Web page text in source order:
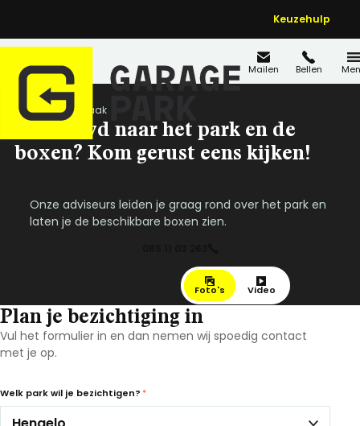
Keuzehulp
Mailen Bellen
Home Afspraak
Benieuwd naar het park en de
boxen? Kom gerust eens kijken!
Onze adviseurs leiden je graag rond over het park en
laten je de beschikbare boxen zien.
Foto's Video
Plan je bezichtiging in
Vul het formulier in en dan nemen wij spoedig contact
met je op.
Welk park wil je bezichtigen?*